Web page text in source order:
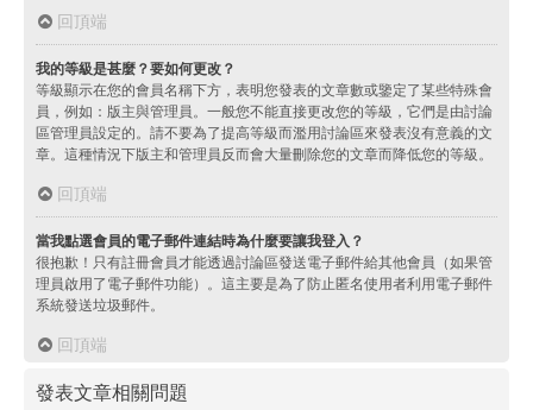
回頂端
我的等級是甚麼？要如何更改？
等級顯示在您的會員名稱下方，表明您發表的文章數或鑒定了某些特殊會
員，例如：版主與管理員。一般您不能直接更改您的等級，它們是由討論
區管理員設定的。請不要為了提高等級而濫用討論區來發表沒有意義的文
章。這種情況下版主和管理員反而會大量刪除您的文章而降低您的等級。
回頂端
當我點選會員的電子郵件連結時為什麼要讓我登入？
很抱歉！只有註冊會員才能透過討論區發送電子郵件給其他會員（如果管
理員啟用了電子郵件功能）。這主要是為了防止匿名使用者利用電子郵件
系統發送垃圾郵件。
回頂端
發表文章相關問題